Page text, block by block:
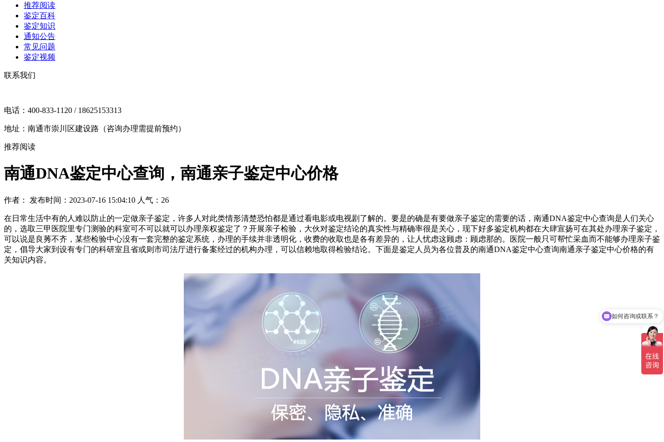
推荐阅读
鉴定百科
鉴定知识
通知公告
常见问题
鉴定视频
联系我们
电话：400-833-1120 / 18625153313
地址：南通市崇川区建设路（咨询办理需提前预约）
推荐阅读
南通DNA鉴定中心查询，南通亲子鉴定中心价格
作者： 发布时间：2023-07-16 15:04:10 人气： 26
在日常生活中有的人难以防止的一定做亲子鉴定，许多人对此类情形清楚恐怕都是通过看电影或电视剧了解的。要是的确是有要做亲子鉴定的需要的话，南通DNA鉴定中心查询是人们关心
的，选取三甲医院里专门测验的科室可不可以就可以办理亲权鉴定了？开展亲子检验，大伙对鉴定结论的真实性与精确率很是关心，现下好多鉴定机构都在大肆宣扬可在其处办理亲子鉴定，
可以说是良莠不齐，某些检验中心没有一套完整的鉴定系统，办理的手续并非透明化，收费的收取也是各有差异的，让人忧虑这顾虑：顾虑那的。医院一般只可帮忙采血而不能够办理亲子鉴
定，倡导大家到设有专门的科研室且省或则市司法厅进行备案经过的机构办理，可以信赖地取得检验结论。下面是鉴定人员为各位普及的南通DNA鉴定中心查询南通亲子鉴定中心价格的有
关知识内容。
结果准确吗？出报告时间快吗？